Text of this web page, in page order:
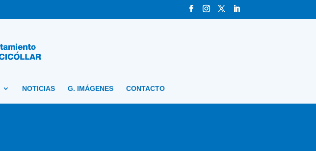
NOTICIAS G. IMÁGENES CONTACTO